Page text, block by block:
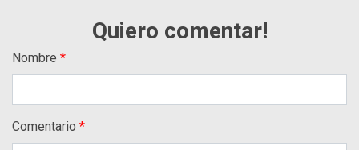
Quiero comentar!
Nombre
Comentario